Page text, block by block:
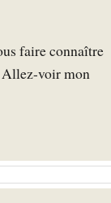
faire connaître
Allez-voir mon